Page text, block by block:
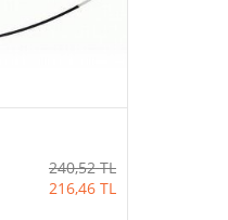
240,52 TL
216,46 TL